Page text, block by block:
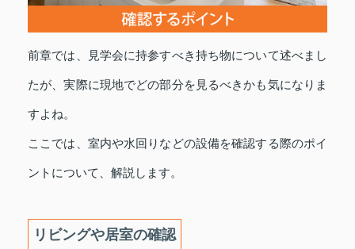
前章では、見学会に持参すべき持ち物について述べまし
たが、実際に現地でどの部分を見るべきかも気になりま
すよね。
ここでは、室内や水回りなどの設備を確認する際のポイ
ントについて、解説します。
リビングや居室の確認